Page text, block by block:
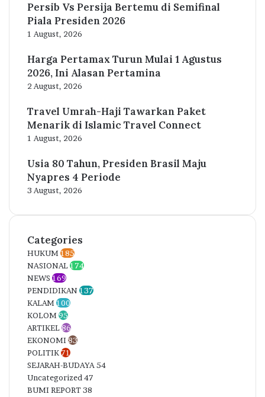
Persib Vs Persija Bertemu di Semifinal
Piala Presiden 2026
1 August, 2026
Harga Pertamax Turun Mulai 1 Agustus
2026, Ini Alasan Pertamina
2 August, 2026
Travel Umrah-Haji Tawarkan Paket
Menarik di Islamic Travel Connect
1 August, 2026
Usia 80 Tahun, Presiden Brasil Maju
Nyapres 4 Periode
3 August, 2026
Categories
HUKUM185
NASIONAL174
NEWS 169
PENDIDIKAN137
KALAM100
KOLOM95
ARTIKEL86
EKONOMI83
POLITIK71
SEJARAH-BUDAYA 54
Uncategorized 47
BUMI REPORT38